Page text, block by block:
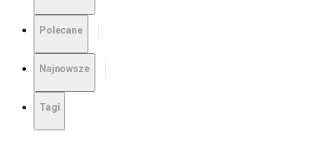
Polecane
Najnowsze
Tagi